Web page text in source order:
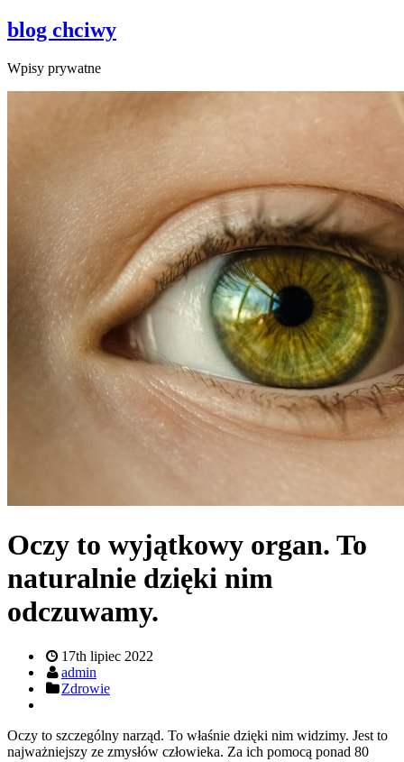
blog chciwy
Wpisy prywatne
Oczy to wyjątkowy organ. To
naturalnie dzięki nim
odczuwamy.
17th lipiec 2022
admin
Zdrowie
Oczy to szczególny narząd. To właśnie dzięki nim widzimy. Jest to
najważniejszy ze zmysłów człowieka. Za ich pomocą ponad 80